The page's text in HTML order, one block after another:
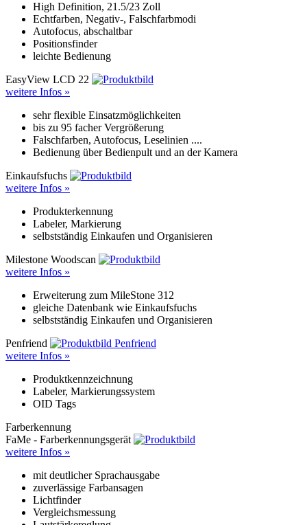
High Definition, 21.5/23 Zoll
Echtfarben, Negativ-, Falschfarbmodi
Autofocus, abschaltbar
Positionsfinder
leichte Bedienung
EasyView LCD 22
weitere Infos »
sehr flexible Einsatzmöglichkeiten
bis zu 95 facher Vergrößerung
Falschfarben, Autofocus, Leselinien ....
Bedienung über Bedienpult und an der Kamera
Einkaufsfuchs
weitere Infos »
Produkterkennung
Labeler, Markierung
selbstständig Einkaufen und Organisieren
Milestone Woodscan
weitere Infos »
Erweiterung zum MileStone 312
gleiche Datenbank wie Einkaufsfuchs
selbstständig Einkaufen und Organisieren
Penfriend
weitere Infos »
Produktkennzeichnung
Labeler, Markierungssystem
OID Tags
Farberkennung
FaMe - Farberkennungsgerät
weitere Infos »
mit deutlicher Sprachausgabe
zuverlässige Farbansagen
Lichtfinder
Vergleichsmessung